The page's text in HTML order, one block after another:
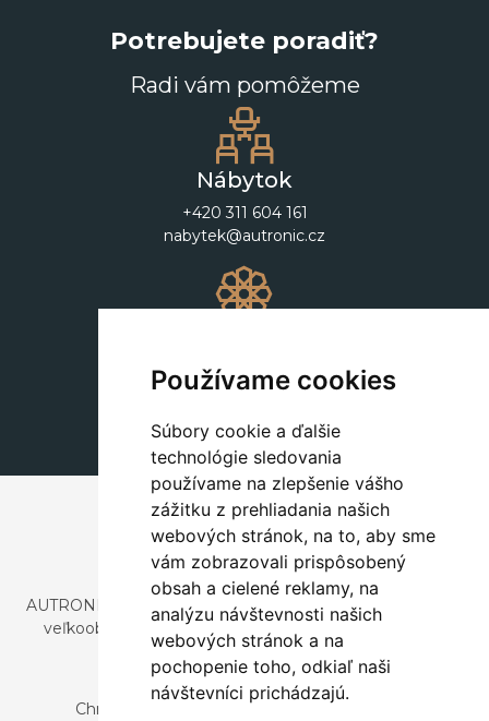
Používame cookies
Súbory cookie a ďalšie
technológie sledovania
používame na zlepšenie vášho
zážitku z prehliadania našich
webových stránok, na to, aby sme
vám zobrazovali prispôsobený
obsah a cielené reklamy, na
analýzu návštevnosti našich
webových stránok a na
pochopenie toho, odkiaľ naši
návštevníci prichádzajú.
Potrebujete poradiť?
Radi vám pomôžeme
Nábytok
+420 311 604 161
nabytek@autronic.cz
+420 311 604 182
dekorace@autronic.cz
AUTRONIC, s.r.o. je spoločnosť zaoberajúca sa dovozom a
veľkoobchodným predajom dizajnového aj štýlového
nábytku a dekorácií.
Česká republika
Chrustenice 270, 267 12 Loděnice u Berouna